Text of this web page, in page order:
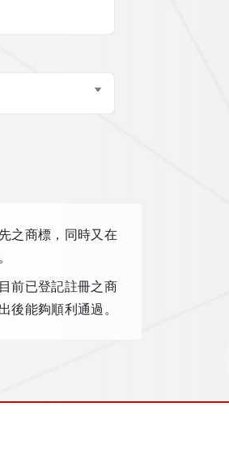
之商標，同時又在
前已登記註冊之商
能夠順利通過。